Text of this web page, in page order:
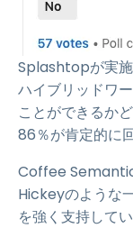
Splashtopが実施
ハイブリッドワ
ことができるか
86％が肯定的に
Coffee
Hickeyのような
を強く支持して